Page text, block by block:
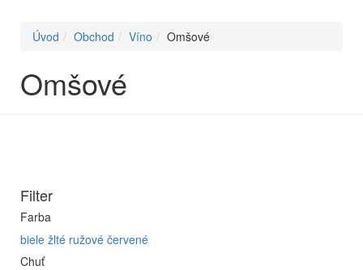
Úvod Obchod Víno Omšové
Omšové
Filter
Farba
biele žlté ružové červené
Chuť